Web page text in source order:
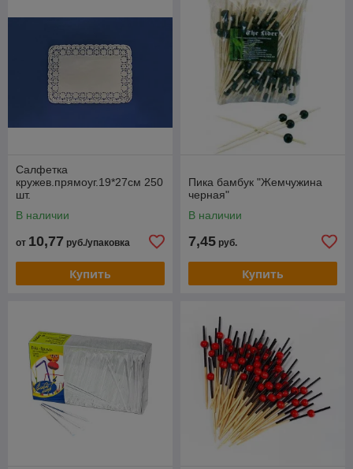
Салфетка
кружев.прямоуг.19*27см 250
шт.
В наличии
от 10,77 руб./упаковка
Купить
Пика бамбук "Жемчужина
черная"
В наличии
7,45 руб.
Купить